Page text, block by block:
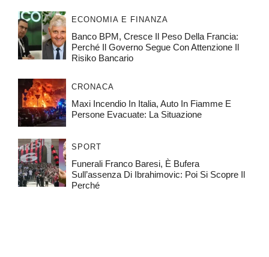
ECONOMIA E FINANZA
Banco BPM, Cresce Il Peso Della Francia:
Perché Il Governo Segue Con Attenzione Il
Risiko Bancario
CRONACA
Maxi Incendio In Italia, Auto In Fiamme E
Persone Evacuate: La Situazione
SPORT
Funerali Franco Baresi, È Bufera
Sull’assenza Di Ibrahimovic: Poi Si Scopre Il
Perché